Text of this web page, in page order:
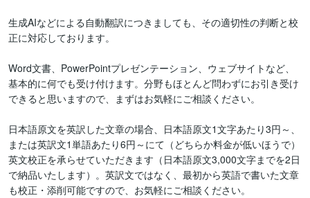
生成AIなどによる自動翻訳につきましても、その適切性の判断と校
正に対応しております。
Word文書、PowerPointプレゼンテーション、ウェブサイトなど、
基本的に何でも受け付けます。分野もほとんど問わずにお引き受け
できると思いますので、まずはお気軽にご相談ください。
日本語原文を英訳した文章の場合、日本語原文1文字あたり3円～、
または英訳文1単語あたり6円～にて（どちらか料金が低いほうで）
英文校正を承らせていただきます（日本語原文3,000文字までを2日
で納品いたします）。英訳文ではなく、最初から英語で書いた文章
も校正・添削可能ですので、お気軽にご相談ください。